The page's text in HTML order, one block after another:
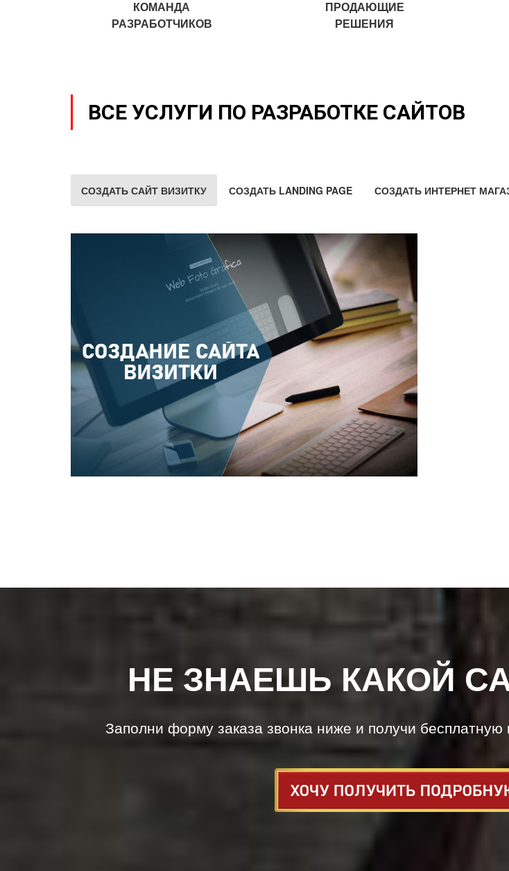
КОМАНДА
РАЗРАБОТЧИКОВ
ПРОДАЮЩИЕ
РЕШЕНИЯ
ВСЕ УСЛУГИ ПО РАЗРАБОТКЕ САЙТОВ
СОЗДАТЬ САЙТ ВИЗИТКУ СОЗДАТЬ LANDING PAGE СОЗДАТЬ ИНТЕРНЕТ
НЕ ЗНАЕШЬ КАКОЙ
Заполни форму заказа звонка ниже и получи